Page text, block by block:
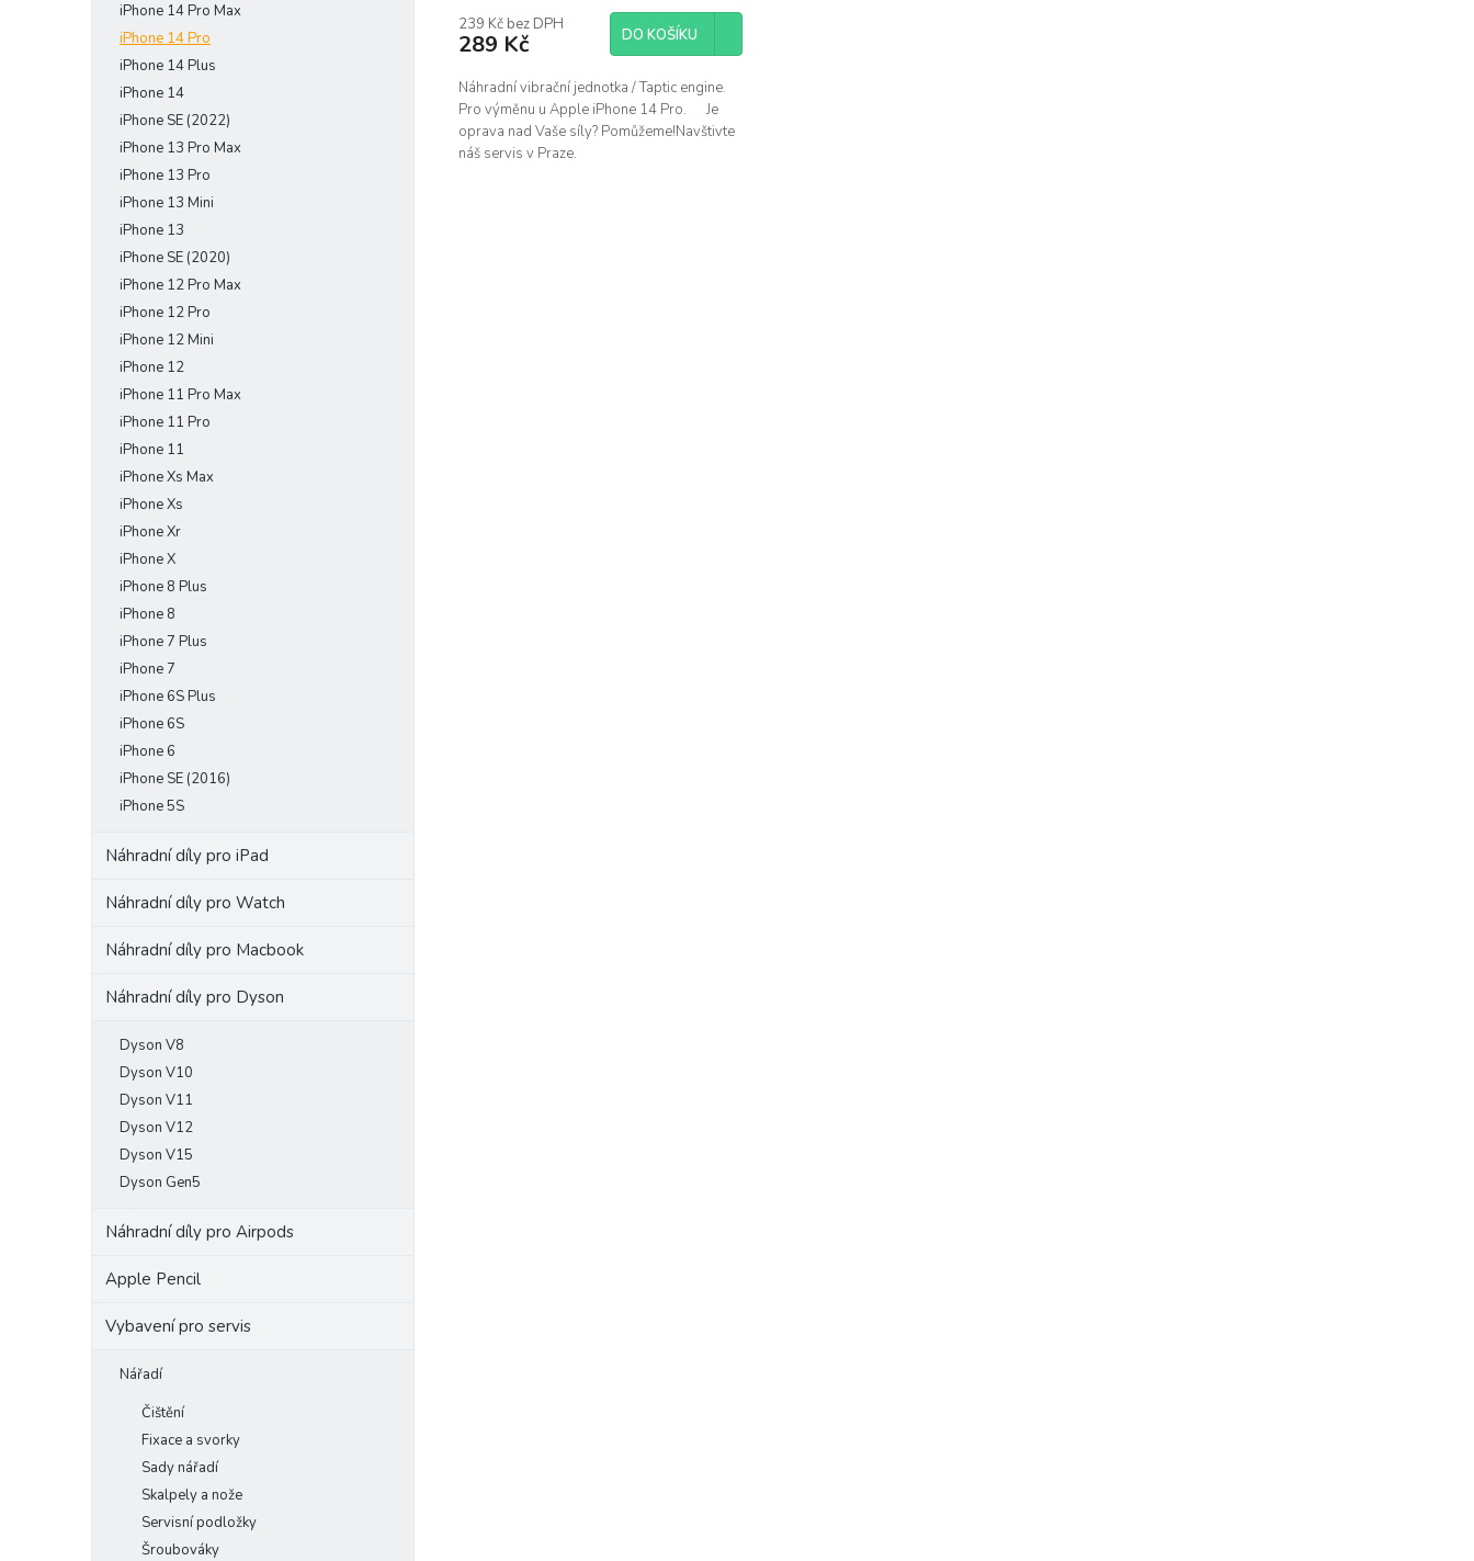
iPhone 14 Pro Max
iPhone 14 Pro
iPhone 14 Plus
iPhone 14
iPhone SE (2022)
iPhone 13 Pro Max
iPhone 13 Pro
iPhone 13 Mini
iPhone 13
iPhone SE (2020)
iPhone 12 Pro Max
iPhone 12 Pro
iPhone 12 Mini
iPhone 12
iPhone 11 Pro Max
iPhone 11 Pro
iPhone 11
iPhone Xs Max
iPhone Xs
iPhone Xr
iPhone X
iPhone 8 Plus
iPhone 8
iPhone 7 Plus
iPhone 7
iPhone 6S Plus
iPhone 6S
iPhone 6
iPhone SE (2016)
iPhone 5S
Náhradní díly pro iPad
Náhradní díly pro Watch
Náhradní díly pro Macbook
Náhradní díly pro Dyson
Dyson V8
Dyson V10
Dyson V11
Dyson V12
Dyson V15
Dyson Gen5
Náhradní díly pro Airpods
Apple Pencil
Vybavení pro servis
Nářadí
Čištění
Fixace a svorky
Sady nářadí
Skalpely a nože
Servisní podložky
Šroubováky
239 Kč bez DPH
289 Kč DO KOŠÍKU
Náhradní vibrační jednotka / Taptic engine.
Pro výměnu u Apple iPhone 14 Pro. Je
oprava nad Vaše síly? Pomůžeme!Navštivte
náš servis v Praze.